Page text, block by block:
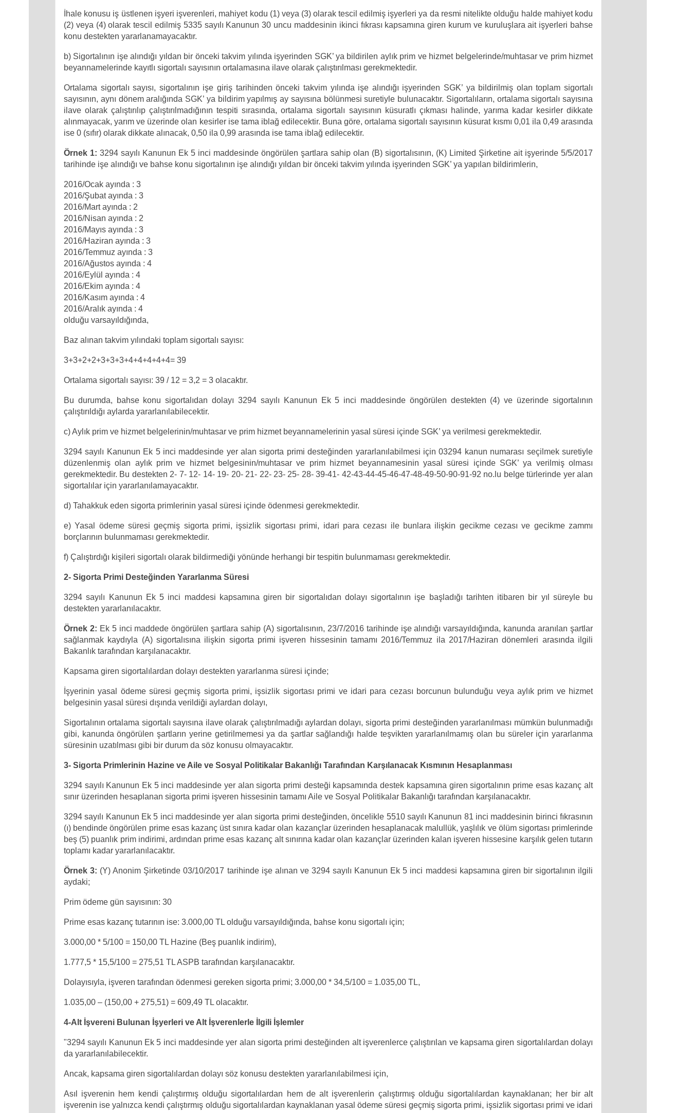
İhale konusu iş üstlenen işyeri işverenleri, mahiyet kodu (1) veya (3) olarak tescil edilmiş işyerleri ya da resmi nitelikte olduğu halde mahiyet kodu
(2) veya (4) olarak tescil edilmiş 5335 sayılı Kanunun 30 uncu maddesinin ikinci fıkrası kapsamına giren kurum ve kuruluşlara ait işyerleri bahse
konu destekten yararlanamayacaktır.
b) Sigortalının işe alındığı yıldan bir önceki takvim yılında işyerinden SGK’ ya bildirilen aylık prim ve hizmet belgelerinde/muhtasar ve prim hizmet
beyannamelerinde kayıtlı sigortalı sayısının ortalamasına ilave olarak çalıştırılması gerekmektedir.
Ortalama sigortalı sayısı, sigortalının işe giriş tarihinden önceki takvim yılında işe alındığı işyerinden SGK’ ya bildirilmiş olan toplam sigortalı
sayısının, aynı dönem aralığında SGK’ ya bildirim yapılmış ay sayısına bölünmesi suretiyle bulunacaktır. Sigortalıların, ortalama sigortalı sayısına
ilave olarak çalıştırılıp çalıştırılmadığının tespiti sırasında, ortalama sigortalı sayısının küsuratlı çıkması halinde, yarıma kadar kesirler dikkate
alınmayacak, yarım ve üzerinde olan kesirler ise tama iblağ edilecektir. Buna göre, ortalama sigortalı sayısının küsurat kısmı 0,01 ila 0,49 arasında
ise 0 (sıfır) olarak dikkate alınacak, 0,50 ila 0,99 arasında ise tama iblağ edilecektir.
Örnek 1: 3294 sayılı Kanunun Ek 5 inci maddesinde öngörülen şartlara sahip olan (B) sigortalısının, (K) Limited Şirketine ait işyerinde 5/5/2017
tarihinde işe alındığı ve bahse konu sigortalının işe alındığı yıldan bir önceki takvim yılında işyerinden SGK’ ya yapılan bildirimlerin,
2016/Ocak ayında : 3
2016/Şubat ayında : 3
2016/Mart ayında : 2
2016/Nisan ayında : 2
2016/Mayıs ayında : 3
2016/Haziran ayında : 3
2016/Temmuz ayında : 3
2016/Ağustos ayında : 4
2016/Eylül ayında : 4
2016/Ekim ayında : 4
2016/Kasım ayında : 4
2016/Aralık ayında : 4
olduğu varsayıldığında,
Baz alınan takvim yılındaki toplam sigortalı sayısı:
3+3+2+2+3+3+3+4+4+4+4+4= 39
Ortalama sigortalı sayısı: 39 / 12 = 3,2 = 3 olacaktır.
Bu durumda, bahse konu sigortalıdan dolayı 3294 sayılı Kanunun Ek 5 inci maddesinde öngörülen destekten (4) ve üzerinde sigortalının
çalıştırıldığı aylarda yararlanılabilecektir.
c) Aylık prim ve hizmet belgelerinin/muhtasar ve prim hizmet beyannamelerinin yasal süresi içinde SGK’ ya verilmesi gerekmektedir.
3294 sayılı Kanunun Ek 5 inci maddesinde yer alan sigorta primi desteğinden yararlanılabilmesi için 03294 kanun numarası seçilmek suretiyle
düzenlenmiş olan aylık prim ve hizmet belgesinin/muhtasar ve prim hizmet beyannamesinin yasal süresi içinde SGK’ ya verilmiş olması
gerekmektedir. Bu destekten 2- 7- 12- 14- 19- 20- 21- 22- 23- 25- 28- 39-41- 42-43-44-45-46-47-48-49-50-90-91-92 no.lu belge türlerinde yer alan
sigortalılar için yararlanılamayacaktır.
d) Tahakkuk eden sigorta primlerinin yasal süresi içinde ödenmesi gerekmektedir.
e) Yasal ödeme süresi geçmiş sigorta primi, işsizlik sigortası primi, idari para cezası ile bunlara ilişkin gecikme cezası ve gecikme zammı
borçlarının bulunmaması gerekmektedir.
f) Çalıştırdığı kişileri sigortalı olarak bildirmediği yönünde herhangi bir tespitin bulunmaması gerekmektedir.
2- Sigorta Primi Desteğinden Yararlanma Süresi
3294 sayılı Kanunun Ek 5 inci maddesi kapsamına giren bir sigortalıdan dolayı sigortalının işe başladığı tarihten itibaren bir yıl süreyle bu
destekten yararlanılacaktır.
Örnek 2: Ek 5 inci maddede öngörülen şartlara sahip (A) sigortalısının, 23/7/2016 tarihinde işe alındığı varsayıldığında, kanunda aranılan şartlar
sağlanmak kaydıyla (A) sigortalısına ilişkin sigorta primi işveren hissesinin tamamı 2016/Temmuz ila 2017/Haziran dönemleri arasında ilgili
Bakanlık tarafından karşılanacaktır.
Kapsama giren sigortalılardan dolayı destekten yararlanma süresi içinde;
İşyerinin yasal ödeme süresi geçmiş sigorta primi, işsizlik sigortası primi ve idari para cezası borcunun bulunduğu veya aylık prim ve hizmet
belgesinin yasal süresi dışında verildiği aylardan dolayı,
Sigortalının ortalama sigortalı sayısına ilave olarak çalıştırılmadığı aylardan dolayı, sigorta primi desteğinden yararlanılması mümkün bulunmadığı
gibi, kanunda öngörülen şartların yerine getirilmemesi ya da şartlar sağlandığı halde teşvikten yararlanılmamış olan bu süreler için yararlanma
süresinin uzatılması gibi bir durum da söz konusu olmayacaktır.
3- Sigorta Primlerinin Hazine ve Aile ve Sosyal Politikalar Bakanlığı Tarafından Karşılanacak Kısmının Hesaplanması
3294 sayılı Kanunun Ek 5 inci maddesinde yer alan sigorta primi desteği kapsamında destek kapsamına giren sigortalının prime esas kazanç alt
sınır üzerinden hesaplanan sigorta primi işveren hissesinin tamamı Aile ve Sosyal Politikalar Bakanlığı tarafından karşılanacaktır.
3294 sayılı Kanunun Ek 5 inci maddesinde yer alan sigorta primi desteğinden, öncelikle 5510 sayılı Kanunun 81 inci maddesinin birinci fıkrasının
(ı) bendinde öngörülen prime esas kazanç üst sınıra kadar olan kazançlar üzerinden hesaplanacak malullük, yaşlılık ve ölüm sigortası primlerinde
beş (5) puanlık prim indirimi, ardından prime esas kazanç alt sınırına kadar olan kazançlar üzerinden kalan işveren hissesine karşılık gelen tutarın
toplamı kadar yararlanılacaktır.
Örnek 3: (Y) Anonim Şirketinde 03/10/2017 tarihinde işe alınan ve 3294 sayılı Kanunun Ek 5 inci maddesi kapsamına giren bir sigortalının ilgili
aydaki;
Prim ödeme gün sayısının: 30
Prime esas kazanç tutarının ise: 3.000,00 TL olduğu varsayıldığında, bahse konu sigortalı için;
3.000,00 * 5/100 = 150,00 TL Hazine (Beş puanlık indirim),
1.777,5 * 15,5/100 = 275,51 TL ASPB tarafından karşılanacaktır.
Dolayısıyla, işveren tarafından ödenmesi gereken sigorta primi; 3.000,00 * 34,5/100 = 1.035,00 TL,
1.035,00 – (150,00 + 275,51) = 609,49 TL olacaktır.
4-Alt İşvereni Bulunan İşyerleri ve Alt İşverenlerle İlgili İşlemler
"3294 sayılı Kanunun Ek 5 inci maddesinde yer alan sigorta primi desteğinden alt işverenlerce çalıştırılan ve kapsama giren sigortalılardan dolayı
da yararlanılabilecektir.
Ancak, kapsama giren sigortalılardan dolayı söz konusu destekten yararlanılabilmesi için,
Asıl işverenin hem kendi çalıştırmış olduğu sigortalılardan hem de alt işverenlerin çalıştırmış olduğu sigortalılardan kaynaklanan; her bir alt
işverenin ise yalnızca kendi çalıştırmış olduğu sigortalılardan kaynaklanan yasal ödeme süresi geçmiş sigorta primi, işsizlik sigortası primi ve idari